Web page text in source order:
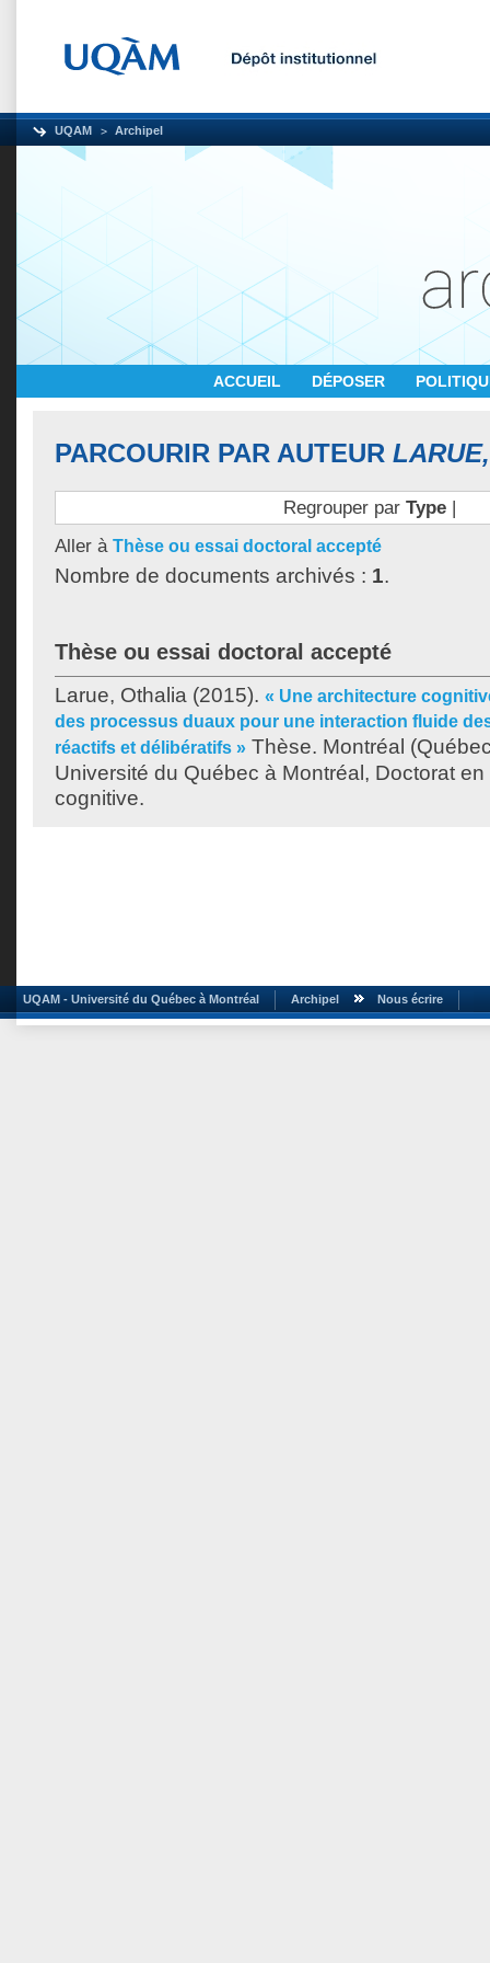
UQAM Archipel
ACCUEIL DÉPOSER
PARCOURIR PAR AUTEUR
Regrouper par Type|
Aller à Thèse ou essai doctoral accepté
Nombre de documents archivés : 1.
Thèse ou essai doctoral accepté
Larue, Othalia (2015). « Une architecture
des processus duaux pour une interaction fluide
réactifs et délibératifs » Thèse. Montréal
Université du Québec à Montréal, Doctorat
cognitive.
UQAM - Université du Québec à Montréal Archipel Nous écrire